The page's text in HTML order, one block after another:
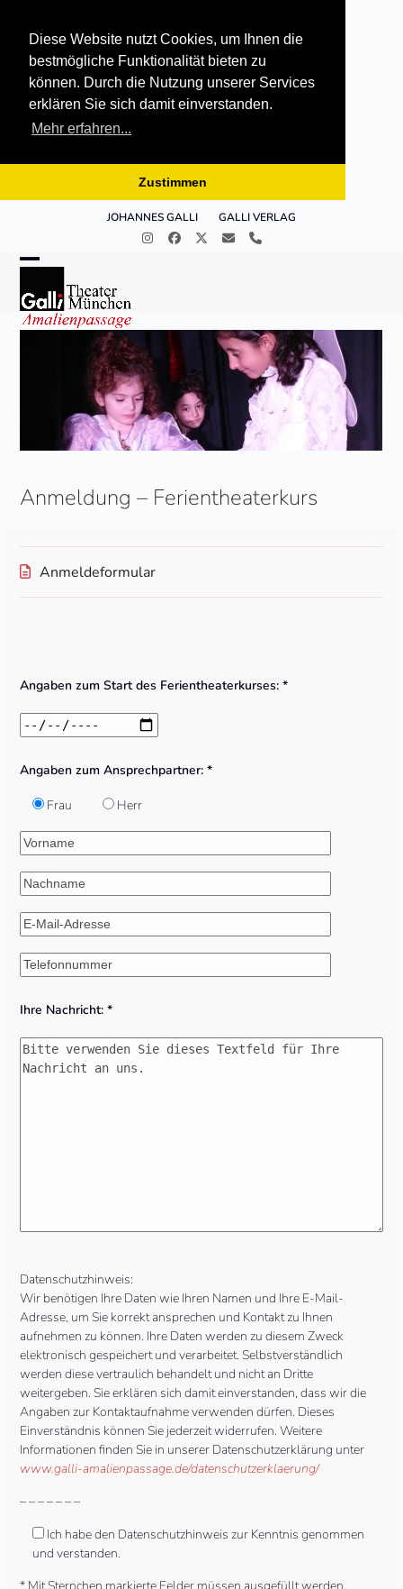
Diese Website nutzt Cookies, um Ihnen die
bestmögliche Funktionalität bieten zu
können. Durch die Nutzung unserer Services
erklären Sie sich damit einverstanden.
Mehr erfahren...
Zustimmen
JOHANNES GALLI GALLI VERLAG
InstagramFacebook
Twitter
E- Telefon
Open
mobile
menu
Close
mobile
menu
Anmeldung – Ferientheaterkurs
Anmeldeformular
lasse
Feld
leer.
Angaben zum Start des Ferientheaterkurses: *
Angaben zum Ansprechpartner: *
Frau Herr
Ihre Nachricht: *
Datenschutzhinweis:
Wir benötigen Ihre Daten wie Ihren Namen und Ihre E-Mail-
Adresse, um Sie korrekt ansprechen und Kontakt zu Ihnen
aufnehmen zu können. Ihre Daten werden zu diesem Zweck
elektronisch gespeichert und verarbeitet. Selbstverständlich
werden diese vertraulich behandelt und nicht an Dritte
weitergeben. Sie erklären sich damit einverstanden, dass wir die
Angaben zur Kontaktaufnahme verwenden dürfen. Dieses
Einverständnis können Sie jederzeit widerrufen. Weitere
Informationen finden Sie in unserer Datenschutzerklärung unter
www.galli-amalienpassage.de/datenschutzerklaerung/
– – – – – – –
Ich habe den Datenschutzhinweis zur Kenntnis genommen
und verstanden.